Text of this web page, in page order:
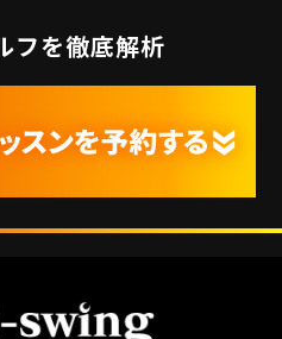
フを徹底解析